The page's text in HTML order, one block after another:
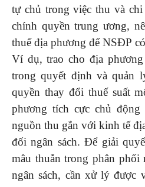
tự chủ trong việc thu và
chính quyền trung ương,
thuế địa phương để NSĐP
Ví dụ, trao cho địa
trong quyết định và quản
quyền thay đổi thuế suất
phương tích cực chủ
nguồn thu gắn với kinh tế
đối ngân sách. Để giải
mâu thuẫn trong phân phối
ngân sách, cần xử lý được